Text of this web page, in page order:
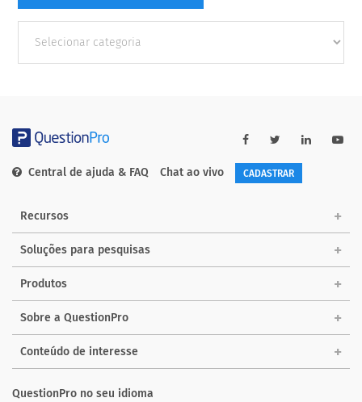
Categorias
Central de ajuda & FAQ Chat ao vivo CADASTRAR
Recursos
Soluções para pesquisas
Produtos
Sobre a QuestionPro
Conteúdo de interesse
QuestionPro no seu idioma